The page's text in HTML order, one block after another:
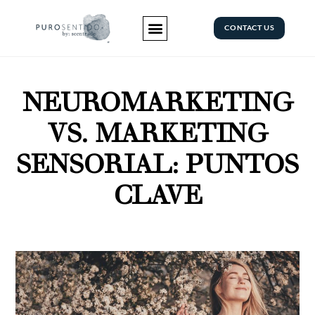
CONTACT US
NEUROMARKETING
VS. MARKETING
SENSORIAL: PUNTOS
CLAVE